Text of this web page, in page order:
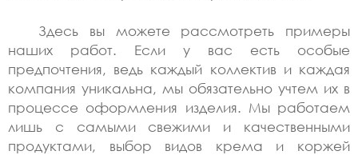
Здесь вы можете рассмотреть примеры
наших работ. Если у вас есть особые
предпочтения, ведь каждый коллектив и каждая
компания уникальна, мы обязательно учтем их в
процессе оформления изделия. Мы работаем
лишь с самыми свежими и качественными
продуктами, выбор видов крема и коржей